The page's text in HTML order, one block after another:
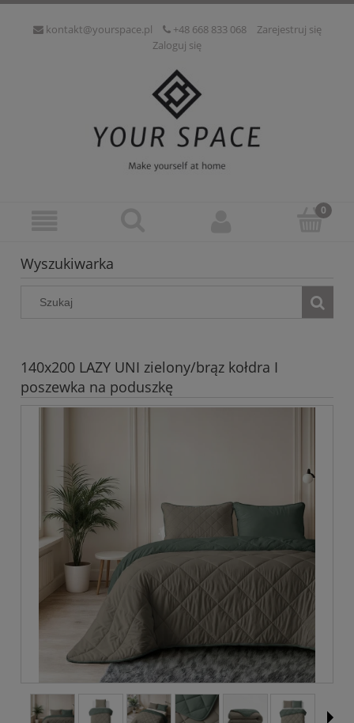
kontakt@yourspace.pl +48 668 833 068
Zarejestruj się
Zaloguj się
Wyszukiwarka
140x200 LAZY UNI zielony/brąz kołdra I
poszewka na poduszkę